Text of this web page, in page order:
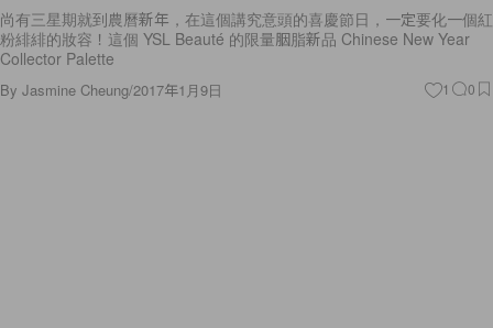
尚有三星期就到農曆新年，在這個講究意頭的喜慶節日，一定要化一個紅
粉緋緋的妝容！這個 YSL Beauté 的限量胭脂新品 Chinese New Year
Collector Palette
By Jasmine Cheung/2017年1月9日 1 0